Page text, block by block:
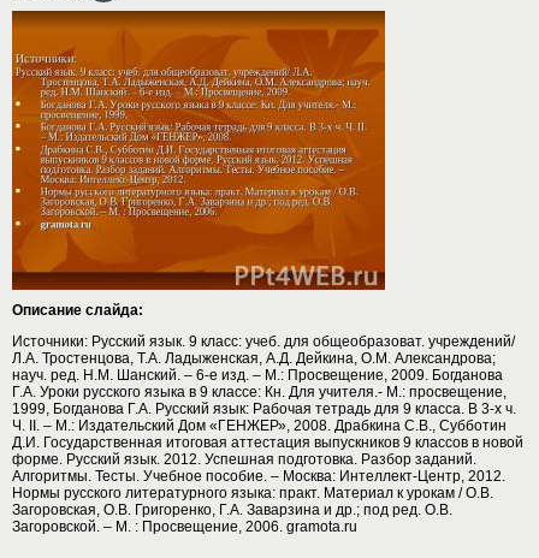
Описание слайда:
Источники: Русский язык. 9 класс: учеб. для общеобразоват. учреждений/
Л.А. Тростенцова, Т.А. Ладыженская, А.Д. Дейкина, О.М. Александрова;
науч. ред. Н.М. Шанский. – 6-е изд. – М.: Просвещение, 2009. Богданова
Г.А. Уроки русского языка в 9 классе: Кн. Для учителя.- М.: просвещение,
1999, Богданова Г.А. Русский язык: Рабочая тетрадь для 9 класса. В 3-х ч.
Ч. II. – М.: Издательский Дом «ГЕНЖЕР», 2008. Драбкина С.В., Субботин
Д.И. Государственная итоговая аттестация выпускников 9 классов в новой
форме. Русский язык. 2012. Успешная подготовка. Разбор заданий.
Алгоритмы. Тесты. Учебное пособие. – Москва: Интеллект-Центр, 2012.
Нормы русского литературного языка: практ. Материал к урокам / О.В.
Загоровская, О.В. Григоренко, Г.А. Заварзина и др.; под ред. О.В.
Загоровской. – М. : Просвещение, 2006. gramota.ru